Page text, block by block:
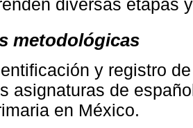
metodológicas
y registro
asignaturas de
en México.